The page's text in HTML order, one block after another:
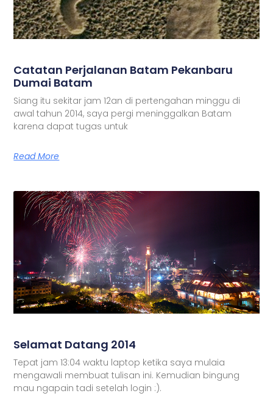
Catatan Perjalanan Batam Pekanbaru
Dumai Batam
Siang itu sekitar jam 12an di pertengahan minggu di
awal tahun 2014, saya pergi meninggalkan Batam
karena dapat tugas untuk
Read More
Selamat Datang 2014
Tepat jam 13:04 waktu laptop ketika saya mulaia
mengawali membuat tulisan ini. Kemudian bingung
mau ngapain tadi setelah login :).